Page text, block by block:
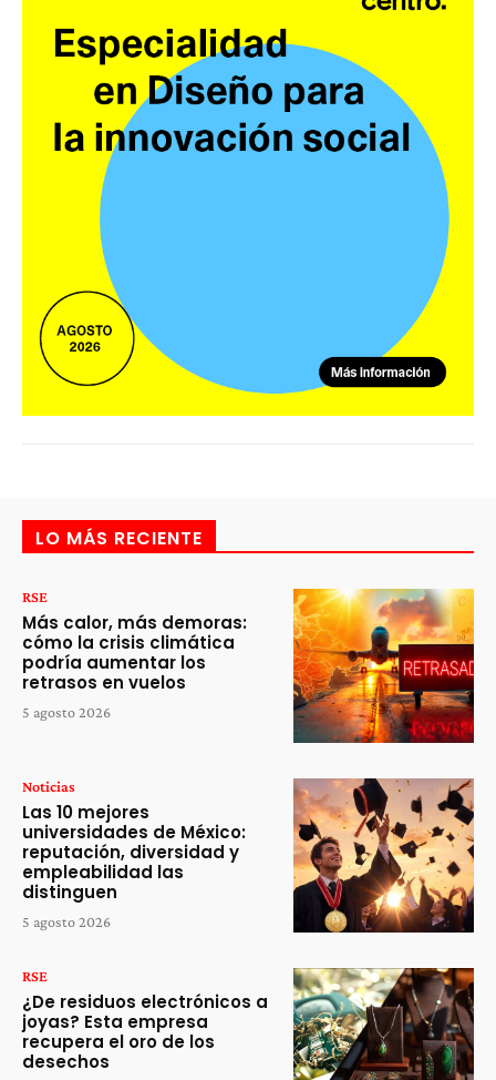
LO MÁS RECIENTE
RSE
Más calor, más demoras:
cómo la crisis climática
podría aumentar los
retrasos en vuelos
5 agosto 2026
Noticias
Las 10 mejores
universidades de México:
reputación, diversidad y
empleabilidad las
distinguen
5 agosto 2026
RSE
¿De residuos electrónicos a
joyas? Esta empresa
recupera el oro de los
desechos